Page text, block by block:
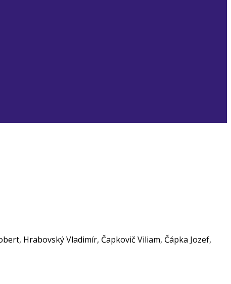
Hrabovský Vladimír, Čapkovič Viliam, Čápka Jozef,